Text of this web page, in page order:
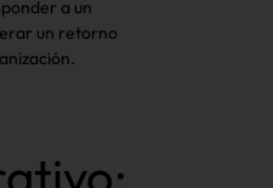
a un
un retorno